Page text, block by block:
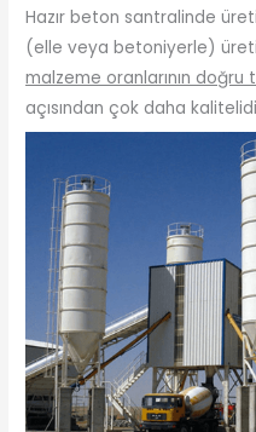
Hazır beton santralinde
(elle veya betoniyerle)
malzeme oranlarının doğru
açısından çok daha